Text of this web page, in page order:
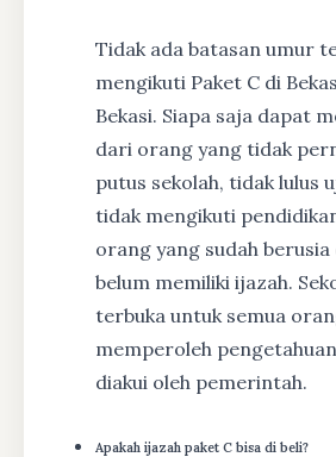
Tidak ada batasan umur
mengikuti Paket C di
Bekasi. Siapa saja dapat
dari orang yang tidak
putus sekolah, tidak lulus
tidak mengikuti
orang yang sudah
belum memiliki ijazah.
terbuka untuk semua
memperoleh
diakui oleh pemerintah.
Apakah ijazah paket C bisa di beli?